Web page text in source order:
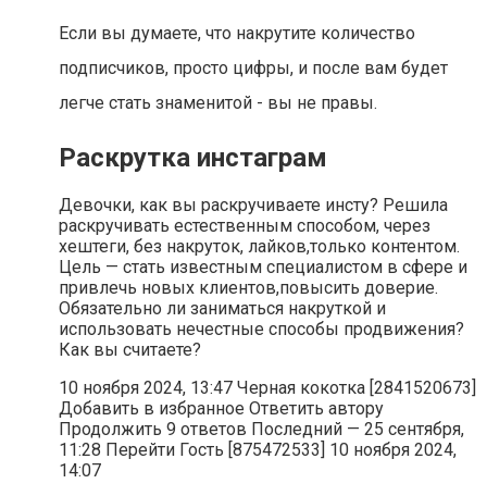
Если вы думаете, что накрутите количество
подписчиков, просто цифры, и после вам будет
легче стать знаменитой - вы не правы.
Раскрутка инстаграм
Девочки, как вы раскручиваете инсту? Решила
раскручивать естественным способом, через
хештеги, без накруток, лайков,только контентом.
Цель — стать известным специалистом в сфере и
привлечь новых клиентов,повысить доверие.
Обязательно ли заниматься накруткой и
использовать нечестные способы продвижения?
Как вы считаете?
10 ноября 2024, 13:47 Черная кокотка [2841520673]
Добавить в избранное Ответить автору
Продолжить 9 ответов Последний — 25 сентября,
11:28 Перейти Гость [875472533] 10 ноября 2024,
14:07